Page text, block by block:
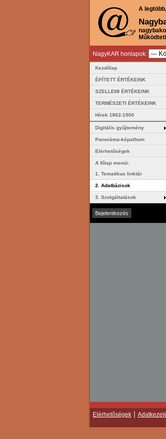
A
NagyKAR honlapok:
Kezdőlap
ÉPÍTETT ÉRTÉKEINK
SZELLEMI ÉRTÉKEINK
TERMÉSZETI ÉRTÉKEINK
Hírek 1862-1900
Digitális gyűjtemény
Panoráma-képalbum
Elérhetőségek
A főlap menüi:
1. Tematikus linktár
2. Adatbázisok
3. Szolgáltatások
Elérhetőségek